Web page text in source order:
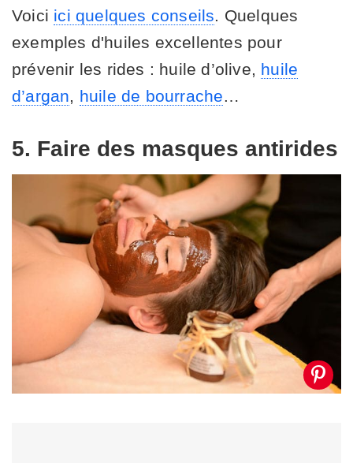
Voici ici quelques conseils . Quelques
exemples d'huiles excellentes pour
prévenir les rides : huile d’olive, huile
d’argan
huile de bourrache
5. Faire des masques antirides